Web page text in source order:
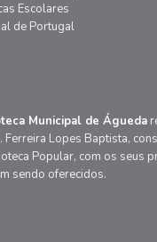
Escolares
de Portugal
Municipal de Águeda
Ferreira Lopes Baptista,
Popular, com os seus
sendo oferecidos.